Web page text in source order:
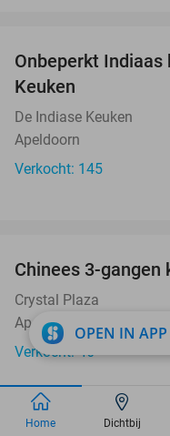
Onbeperkt
Keuken
De Indiase Keuken
Apeldoorn
Verkocht: 145
Chinees 3-gangen
Crystal Plaza
Apeldoorn
Verkocht: 46
OPEN IN APP
Home Dichtbij